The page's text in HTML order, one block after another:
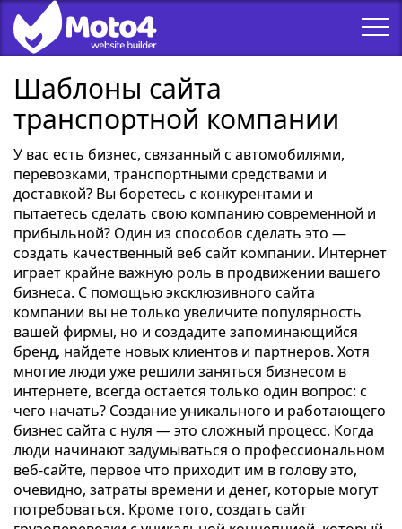
Шаблоны сайта
транспортной компании
У вас есть бизнес, связанный с автомобилями,
перевозками, транспортными средствами и
доставкой? Вы боретесь с конкурентами и
пытаетесь сделать свою компанию современной и
прибыльной? Один из способов сделать это —
создать качественный веб сайт компании. Интернет
играет крайне важную роль в продвижении вашего
бизнеса. С помощью эксклюзивного сайта
компании вы не только увеличите популярность
вашей фирмы, но и создадите запоминающийся
бренд, найдете новых клиентов и партнеров. Хотя
многие люди уже решили заняться бизнесом в
интернете, всегда остается только один вопрос: с
чего начать? Создание уникального и работающего
бизнес сайта с нуля — это сложный процесс. Когда
люди начинают задумываться о профессиональном
веб-сайте, первое что приходит им в голову это,
очевидно, затраты времени и денег, которые могут
потребоваться. Кроме того, создать сайт